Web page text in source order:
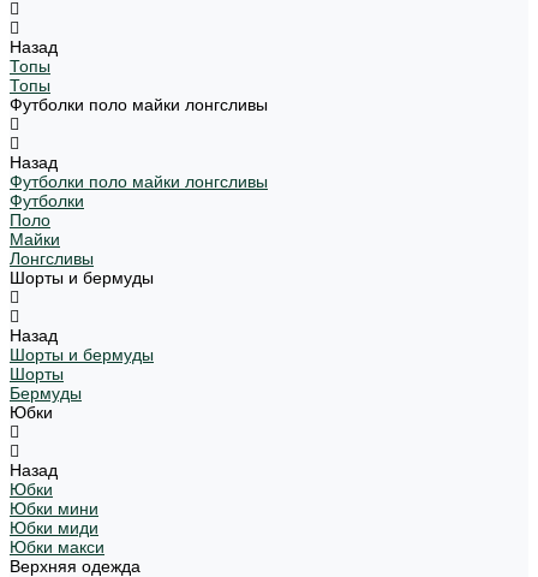
Назад
Топы
Топы
Футболки поло майки лонгсливы
Назад
Футболки поло майки лонгсливы
Футболки
Поло
Майки
Лонгсливы
Шорты и бермуды
Назад
Шорты и бермуды
Шорты
Бермуды
Юбки
Назад
Юбки
Юбки мини
Юбки миди
Юбки макси
Верхняя одежда